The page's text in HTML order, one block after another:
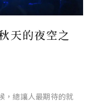
天的夜空之
，總讓人最期待的就